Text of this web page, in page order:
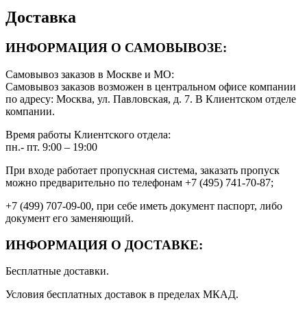
Доставка
ИНФОРМАЦИЯ О САМОВЫВОЗЕ:
Самовывоз заказов в Москве и МО:
Самовывоз заказов возможен в центральном офисе компании
по адресу: Москва, ул. Павловская, д. 7. В Клиентском отделе
компании.
Время работы Клиентского отдела:
пн.- пт. 9:00 – 19:00
При входе работает пропускная система, заказать пропуск
можно предварительно по телефонам +7 (495) 741-70-87;
+7 (499) 707-09-00, при себе иметь документ паспорт, либо
документ его заменяющий.
ИНФОРМАЦИЯ О ДОСТАВКЕ:
Бесплатные доставки.
Условия бесплатных доставок в пределах МКАД.